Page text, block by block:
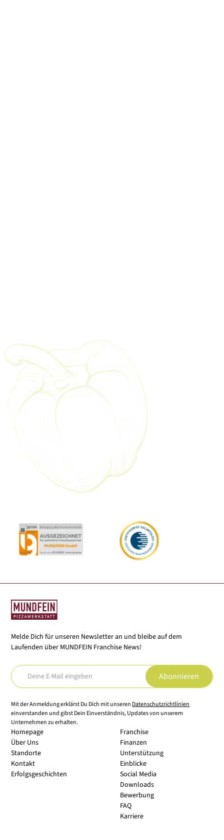
Melde Dich für unseren Newsletter an und bleibe auf dem
Laufenden über MUNDFEIN Franchise News!
Mit der Anmeldung erklärst Du Dich mit unseren Datenschutzrichtlinien
einverstanden und gibst Dein Einverständnis, Updates von unserem
Unternehmen zu erhalten.
Homepage
Über Uns
Standorte
Kontakt
Erfolgsgeschichten
Franchise
Finanzen
Unterstützung
Einblicke
Social Media
Downloads
Bewerbung
FAQ
Karriere